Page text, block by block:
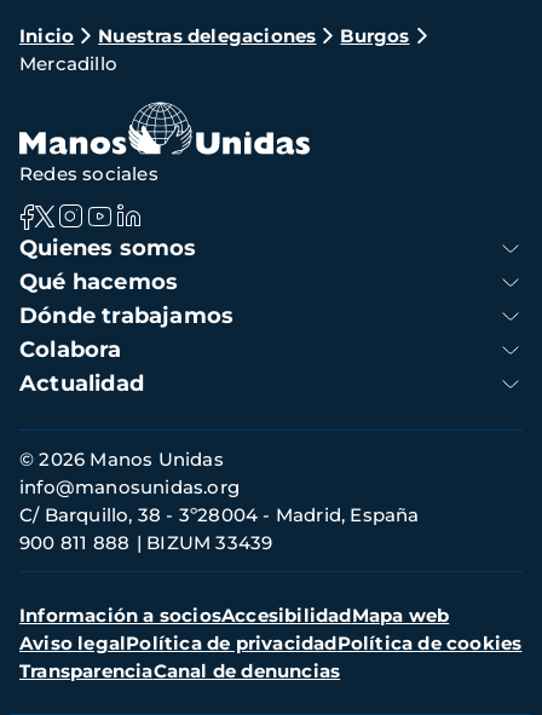
Ruta
de
navegación
Inicio Nuestras delegaciones
Burgos
Mercadillo
Navegación
principal
Quienes somos
Qué hacemos
Dónde trabajamos
Colabora
Actualidad
Redes sociales
Información
de
contacto
© 2026 Manos Unidas
C/ Barquillo, 38 - 3º28004 - Madrid, España
900 811 888
BIZUM 33439
info@manosunidas.org
Menú
secundario
Información a sociosAccesibilidadMapa web
Aviso legalPolítica de privacidadPolítica de cookies
TransparenciaCanal de denuncias